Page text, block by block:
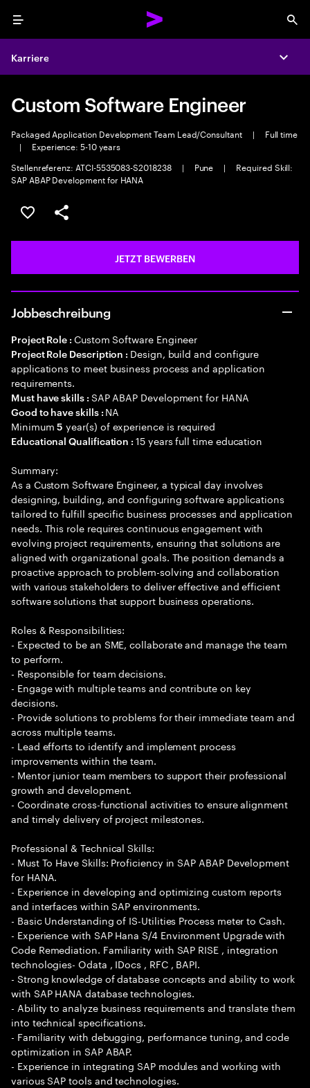
Menu
Karriere
Custom Software Engineer
Packaged Application Development Team Lead/Consultant |
Full time
|
Experience: 5-10 years
Stellenreferenz: ATCI-5535083-S2018238
| Pune |
Required Skill:
SAP ABAP Development for HANA
JOB SPEICHERN
Teilen
JETZT BEWERBEN
Jobbeschreibung
Project Role : Custom Software Engineer
Project Role Description : Design, build and configure
applications to meet business process and application
requirements.
Must have skills : SAP ABAP Development for HANA
Good to have skills : NA
Minimum5 year(s) of experience is required
Educational Qualification :15 years full time education
Summary:
As a Custom Software Engineer, a typical day involves
designing, building, and configuring software applications
tailored to fulfill specific business processes and application
needs. This role requires continuous engagement with
evolving project requirements, ensuring that solutions are
aligned with organizational goals. The position demands a
proactive approach to problem-solving and collaboration
with various stakeholders to deliver effective and efficient
software solutions that support business operations.
Roles & Responsibilities:
- Expected to be an SME, collaborate and manage the team
to perform.
- Responsible for team decisions.
- Engage with multiple teams and contribute on key
decisions.
- Provide solutions to problems for their immediate team and
across multiple teams.
- Lead efforts to identify and implement process
improvements within the team.
- Mentor junior team members to support their professional
growth and development.
- Coordinate cross-functional activities to ensure alignment
and timely delivery of project milestones.
Professional & Technical Skills:
- Must To Have Skills: Proficiency in SAP ABAP Development
for HANA.
- Experience in developing and optimizing custom reports
and interfaces within SAP environments.
- Basic Understanding of IS-Utilities Process meter to Cash.
- Experience with SAP Hana S/4 Environment Upgrade with
Code Remediation. Familiarity with SAP RISE , integration
technologies- Odata , IDocs , RFC , BAPI.
- Strong knowledge of database concepts and ability to work
with SAP HANA database technologies.
- Ability to analyze business requirements and translate them
into technical specifications.
- Familiarity with debugging, performance tuning, and code
optimization in SAP ABAP.
- Experience in integrating SAP modules and working with
various SAP tools and technologies.